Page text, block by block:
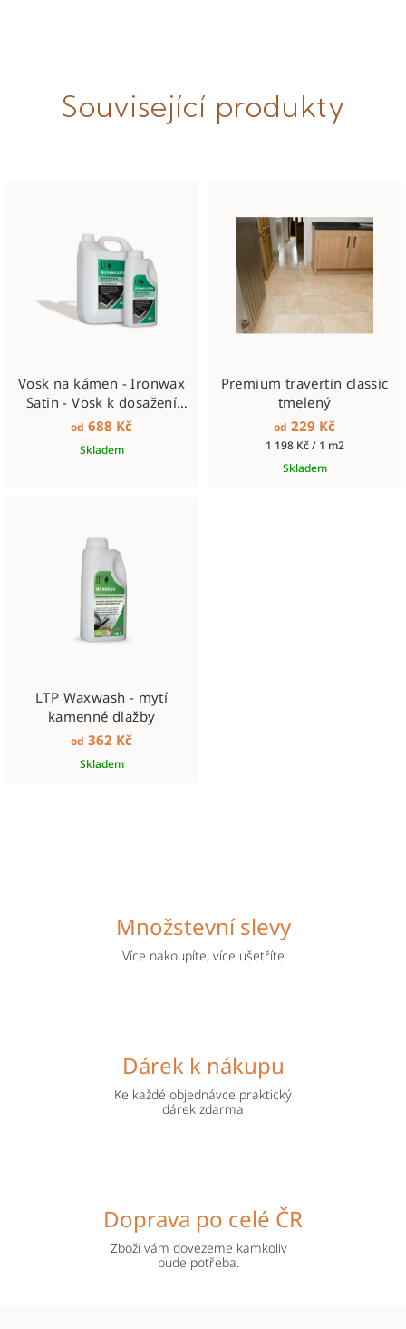
Množstevní slevy
Více nakoupíte, více ušetříte
Dárek k nákupu
Ke každé objednávce praktický
dárek zdarma
Doprava po celé ČR
Zboží vám dovezeme kamkoliv
bude potřeba.
Související produkty
Vosk na kámen - Ironwax
Satin - Vosk k dosažení
sametových tónů
od 688 Kč
Skladem
Premium travertin classic
tmelený
od 229 Kč
Měrná
cena:
1 198 Kč / 1 m2
Skladem
LTP Waxwash - mytí
kamenné dlažby
od 362 Kč
Skladem